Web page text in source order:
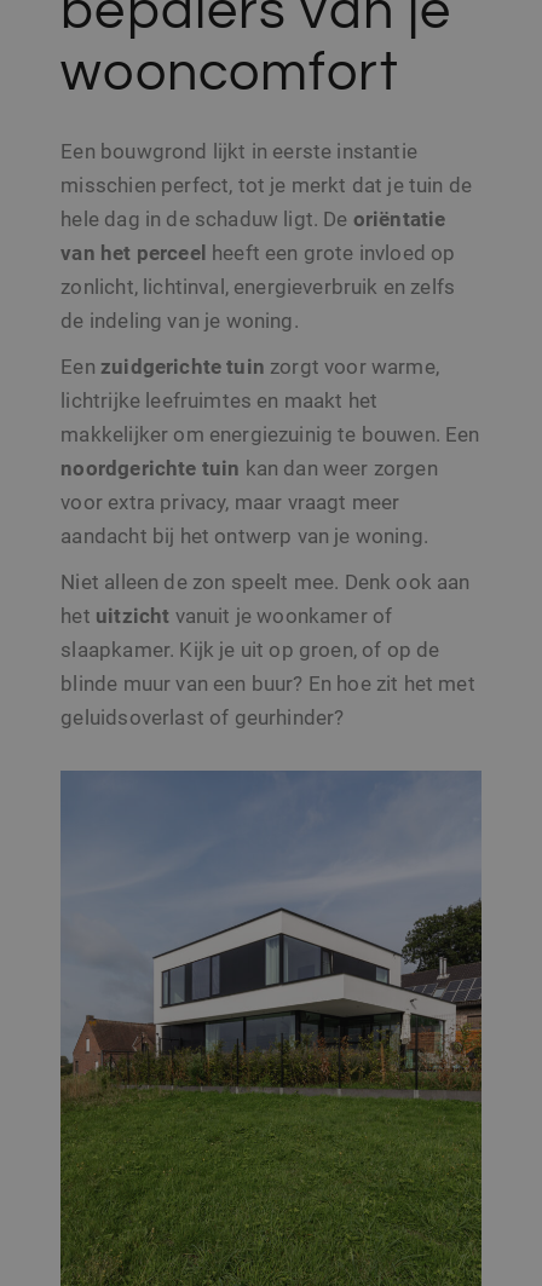
wooncomfort
Een bouwgrond lijkt in eerste instantie
misschien perfect, tot je merkt dat je tuin de
hele dag in de schaduw ligt. De oriëntatie
van het perceel heeft een grote invloed op
zonlicht, lichtinval, energieverbruik en zelfs
de indeling van je woning.
Een zuidgerichte tuin zorgt voor warme,
lichtrijke leefruimtes en maakt het
makkelijker om energiezuinig te bouwen. Een
noordgerichte tuin kan dan weer zorgen
voor extra privacy, maar vraagt meer
aandacht bij het ontwerp van je woning.
Niet alleen de zon speelt mee. Denk ook aan
het uitzicht vanuit je woonkamer of
slaapkamer. Kijk je uit op groen, of op de
blinde muur van een buur? En hoe zit het met
geluidsoverlast of geurhinder?